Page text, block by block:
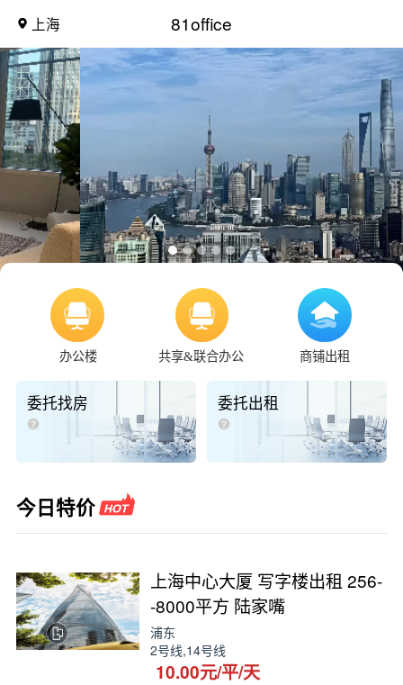
上海 81office
办公楼 共享&联合办公 商铺出租
委托找房 委托出租
今日特价
上海中心大厦 写字楼出租 256-
-8000平方 陆家嘴
浦东
2号线,14号线
10.00元/平/天